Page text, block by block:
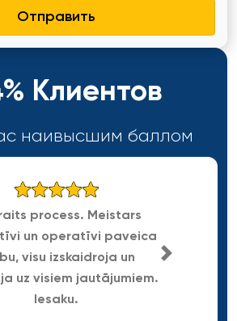
Отправить
Клиентов
наивысшим баллом
process. Meistars
un operatīvi paveica
visu izskaidroja un
uz visiem jautājumiem.
Iesaku.